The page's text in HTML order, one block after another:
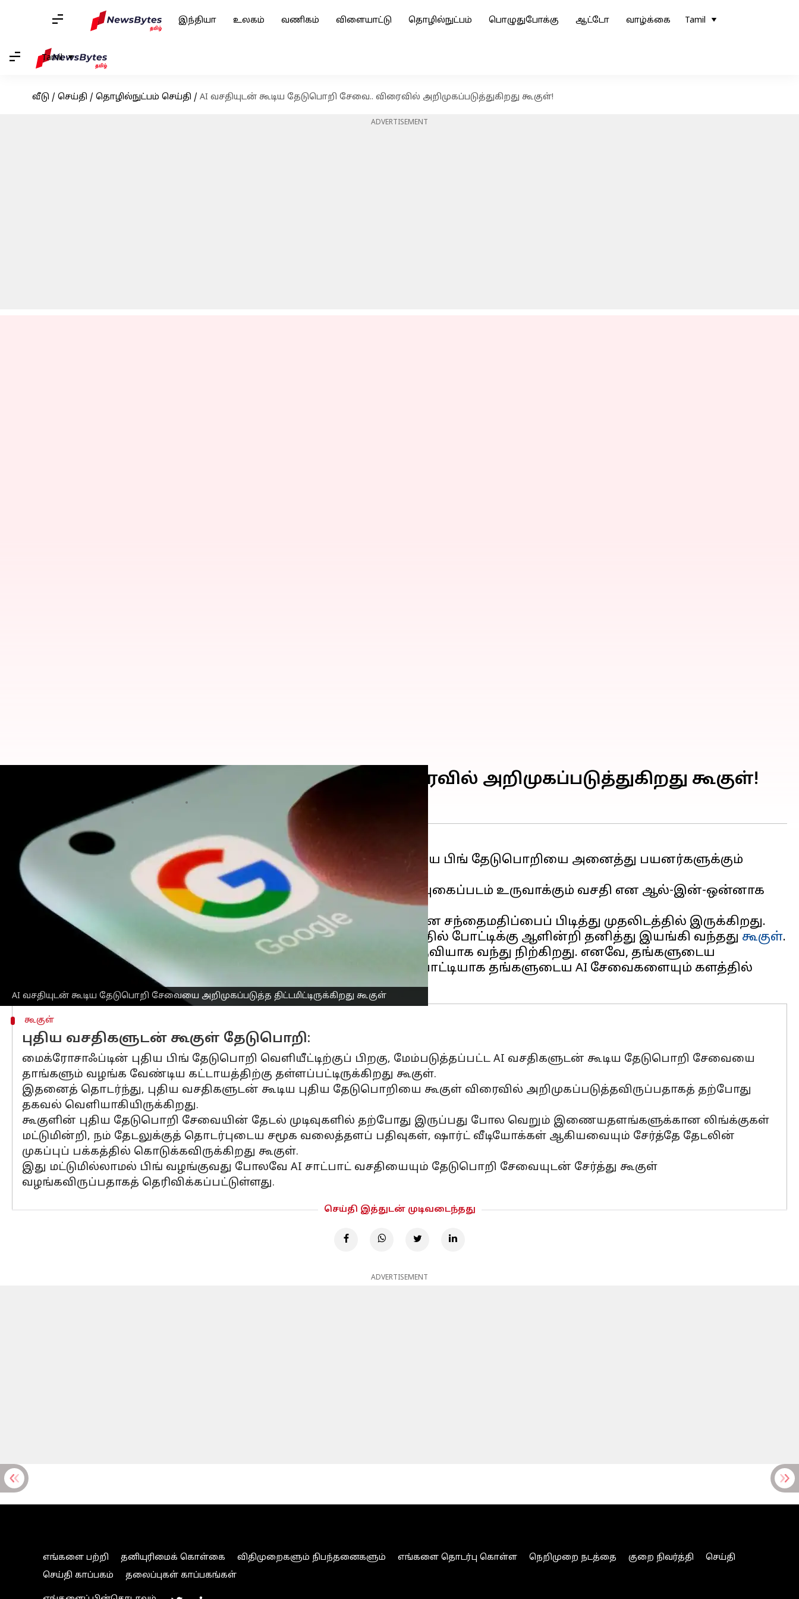
இந்தியா உலகம் வணிகம் விளையாட்டு தொழில்நுட்பம் பொழுதுபோக்கு ஆட்டோ வாழ்க்கை Tamil
Tamil
வீடு / செய்தி / தொழில்நுட்பம் செய்தி / AI வசதியுடன் கூடிய தேடுபொறி சேவை.. விரைவில் அறிமுகப்படுத்துகிறது கூகுள்!
ADVERTISEMENT
AI வசதியுடன் கூடிய தேடுபொறி சேவையை அறிமுகப்படுத்த திட்டமிட்டிருக்கிறது கூகுள்
AI வசதியுடன் கூடிய தேடுபொறி சேவை.. விரைவில் அறிமுகப்படுத்துகிறது கூகுள்!
Prasanna Venkatesh
செய்தி முன்னோட்டம்
கடந்த சில நாட்களுக்கு முன் AI வசதியுடன் கூடிய தங்களுடைய புதிய பிங் தேடுபொறியை அனைத்து பயனர்களுக்கும்
வெளியிட்டது
மைக்ரோசாப்ட்நிறுவனம்.
AI சாட்பாட் வசதி, டெக்ஸ்ட்-டூ-இமேஜ் சேவையை வழங்கக்கூடிய AI புகைப்படம் உருவாக்கும் வசதி என ஆல்-இன்-ஒன்னாக
உருவெடுத்து நிற்கிறது மைக்ரோசாஃப்டின் பிங் சேவை.
தேடுபொறி சேவையில் தற்போது வரை கூகுளே பெரும்பான்மையான சந்தைமதிப்பைப் பிடித்து முதலிடத்தில் இருக்கிறது.
இன்னும், குறிப்பாக சொல்ல வேண்டும் என்றால், தேடுபொறி தளத்தில் போட்டிக்கு ஆளின்றி தனித்து இயங்கி வந்தது கூகுள்.
ஆனால், AI-யின் வரவு கூகுளின் ஆதிக்கத்தை உடைக்கக்கூடிய கருவியாக வந்து நிற்கிறது. எனவே, தங்களுடைய
ஆதிக்கத்தை நிலைநாட்ட மைக்ரோசாஃப்ட் மற்றும் ஓபன்ஏஐ-க்கு போட்டியாக தங்களுடைய AI சேவைகளையும் களத்தில்
கூகுள்
புதிய வசதிகளுடன் கூகுள் தேடுபொறி:
மைக்ரோசாஃப்டின் புதிய பிங் தேடுபொறி வெளியீட்டிற்குப் பிறகு, மேம்படுத்தப்பட்ட AI வசதிகளுடன் கூடிய தேடுபொறி சேவையை
தாங்களும் வழங்க வேண்டிய கட்டாயத்திற்கு தள்ளப்பட்டிருக்கிறது கூகுள்.
இதனைத் தொடர்ந்து, புதிய வசதிகளுடன் கூடிய புதிய தேடுபொறியை கூகுள் விரைவில் அறிமுகப்படுத்தவிருப்பதாகத் தற்போது
தகவல் வெளியாகியிருக்கிறது.
கூகுளின் புதிய தேடுபொறி சேவையின் தேடல் முடிவுகளில் தற்போது இருப்பது போல வெறும் இணையதளங்களுக்கான லிங்க்குகள்
மட்டுமின்றி, நம் தேடலுக்குத் தொடர்புடைய சமூக வலைத்தளப் பதிவுகள், ஷார்ட் வீடியோக்கள் ஆகியவையும் சேர்த்தே தேடலின்
முகப்புப் பக்கத்தில் கொடுக்கவிருக்கிறது கூகுள்.
இது மட்டுமில்லாமல் பிங் வழங்குவது போலவே AI சாட்பாட் வசதியையும் தேடுபொறி சேவையுடன் சேர்த்து கூகுள்
வழங்கவிருப்பதாகத் தெரிவிக்கப்பட்டுள்ளது.
செய்தி இத்துடன் முடிவடைந்தது
ADVERTISEMENT
எங்களை பற்றி தனியுரிமைக் கொள்கை விதிமுறைகளும் நிபந்தனைகளும் எங்களை தொடர்பு கொள்ள நெறிமுறை நடத்தை குறை நிவர்த்தி
செய்தி
செய்தி காப்பகம்
தலைப்புகள் காப்பகங்கள்